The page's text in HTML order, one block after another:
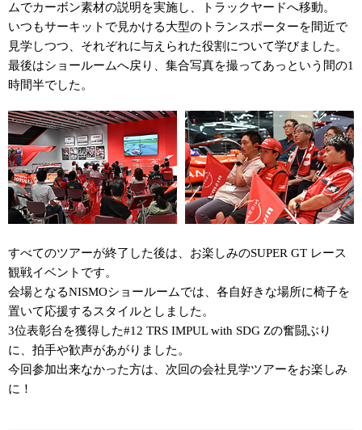
ムでカーボン素材の説明を実施し、トラックヤードへ移動。
いつもサーキットで見かける大型のトランスポーターを間近で
見学しつつ、それぞれに与えられた役割について学びました。
最後はショールームへ戻り、集合写真を撮ってあっという間の1
時間半でした。
すべてのツアーが終了した後は、お楽しみのSUPER GT レース
観戦イベントです。
会場となるNISMOショールームでは、各自好きな場所に椅子を
置いて応援するスタイルとしました。
3位表彰台を獲得した#12 TRS IMPUL with SDG Zの奮闘ぶり
に、拍手や歓声があがりました。
今回参加出来なかった方は、次回の会社見学ツアーをお楽しみ
に！